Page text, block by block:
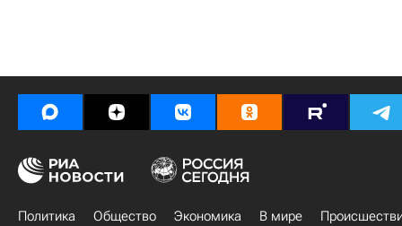
Политика Общество Экономика В мире